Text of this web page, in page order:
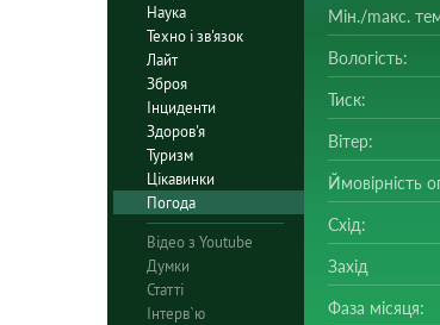
Наука
Техно і зв'язок
Лайт
Зброя
Інциденти
Здоров'я
Туризм
Цікавинки
Погода
Відео з Youtube
Думки
Статті
Інтерв`ю
Мін./mакс.
Вологість:
Тиск:
Вітер:
Ймовірність
Схід:
Захід
Фаза місяця: